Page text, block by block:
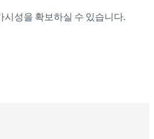
성을 확보하실 수 있습니다.